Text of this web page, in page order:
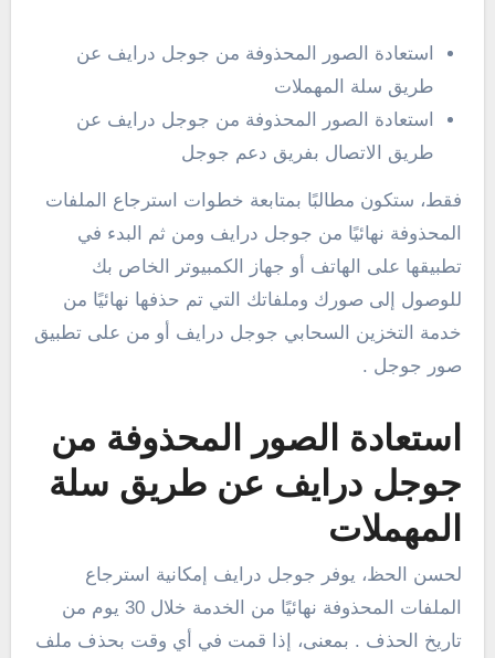
استعادة الصور المحذوفة من جوجل درايف عن
طريق سلة المهملات
استعادة الصور المحذوفة من جوجل درايف عن
طريق الاتصال بفريق دعم جوجل
فقط، ستكون مطالبًا بمتابعة خطوات استرجاع الملفات
المحذوفة نهائيًا من جوجل درايف ومن ثم البدء في
تطبيقها على الهاتف أو جهاز الكمبيوتر الخاص بك
للوصول إلى صورك وملفاتك التي تم حذفها نهائيًا من
خدمة التخزين السحابي جوجل درايف أو من على تطبيق
صور جوجل .
استعادة الصور المحذوفة من
جوجل درايف عن طريق سلة
المهملات
لحسن الحظ، يوفر جوجل درايف إمكانية استرجاع
الملفات المحذوفة نهائيًا من الخدمة خلال 30 يوم من
تاريخ الحذف . بمعنى، إذا قمت في أي وقت بحذف ملف